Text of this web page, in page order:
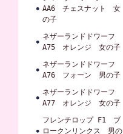
AA6 チェスナット 女
の子
ネザーランドドワーフ
A75 オレンジ 女の子
ネザーランドドワーフ
A76 フォーン 男の子
ネザーランドドワーフ
A77 オレンジ 女の子
フレンチロップ F1 ブ
ロークンリンクス 男の